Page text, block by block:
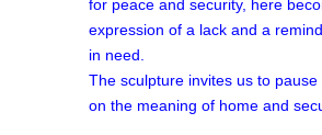
for peace and security, here
expression of a lack and a
in need.
The sculpture invites us to pause
on the meaning of home and